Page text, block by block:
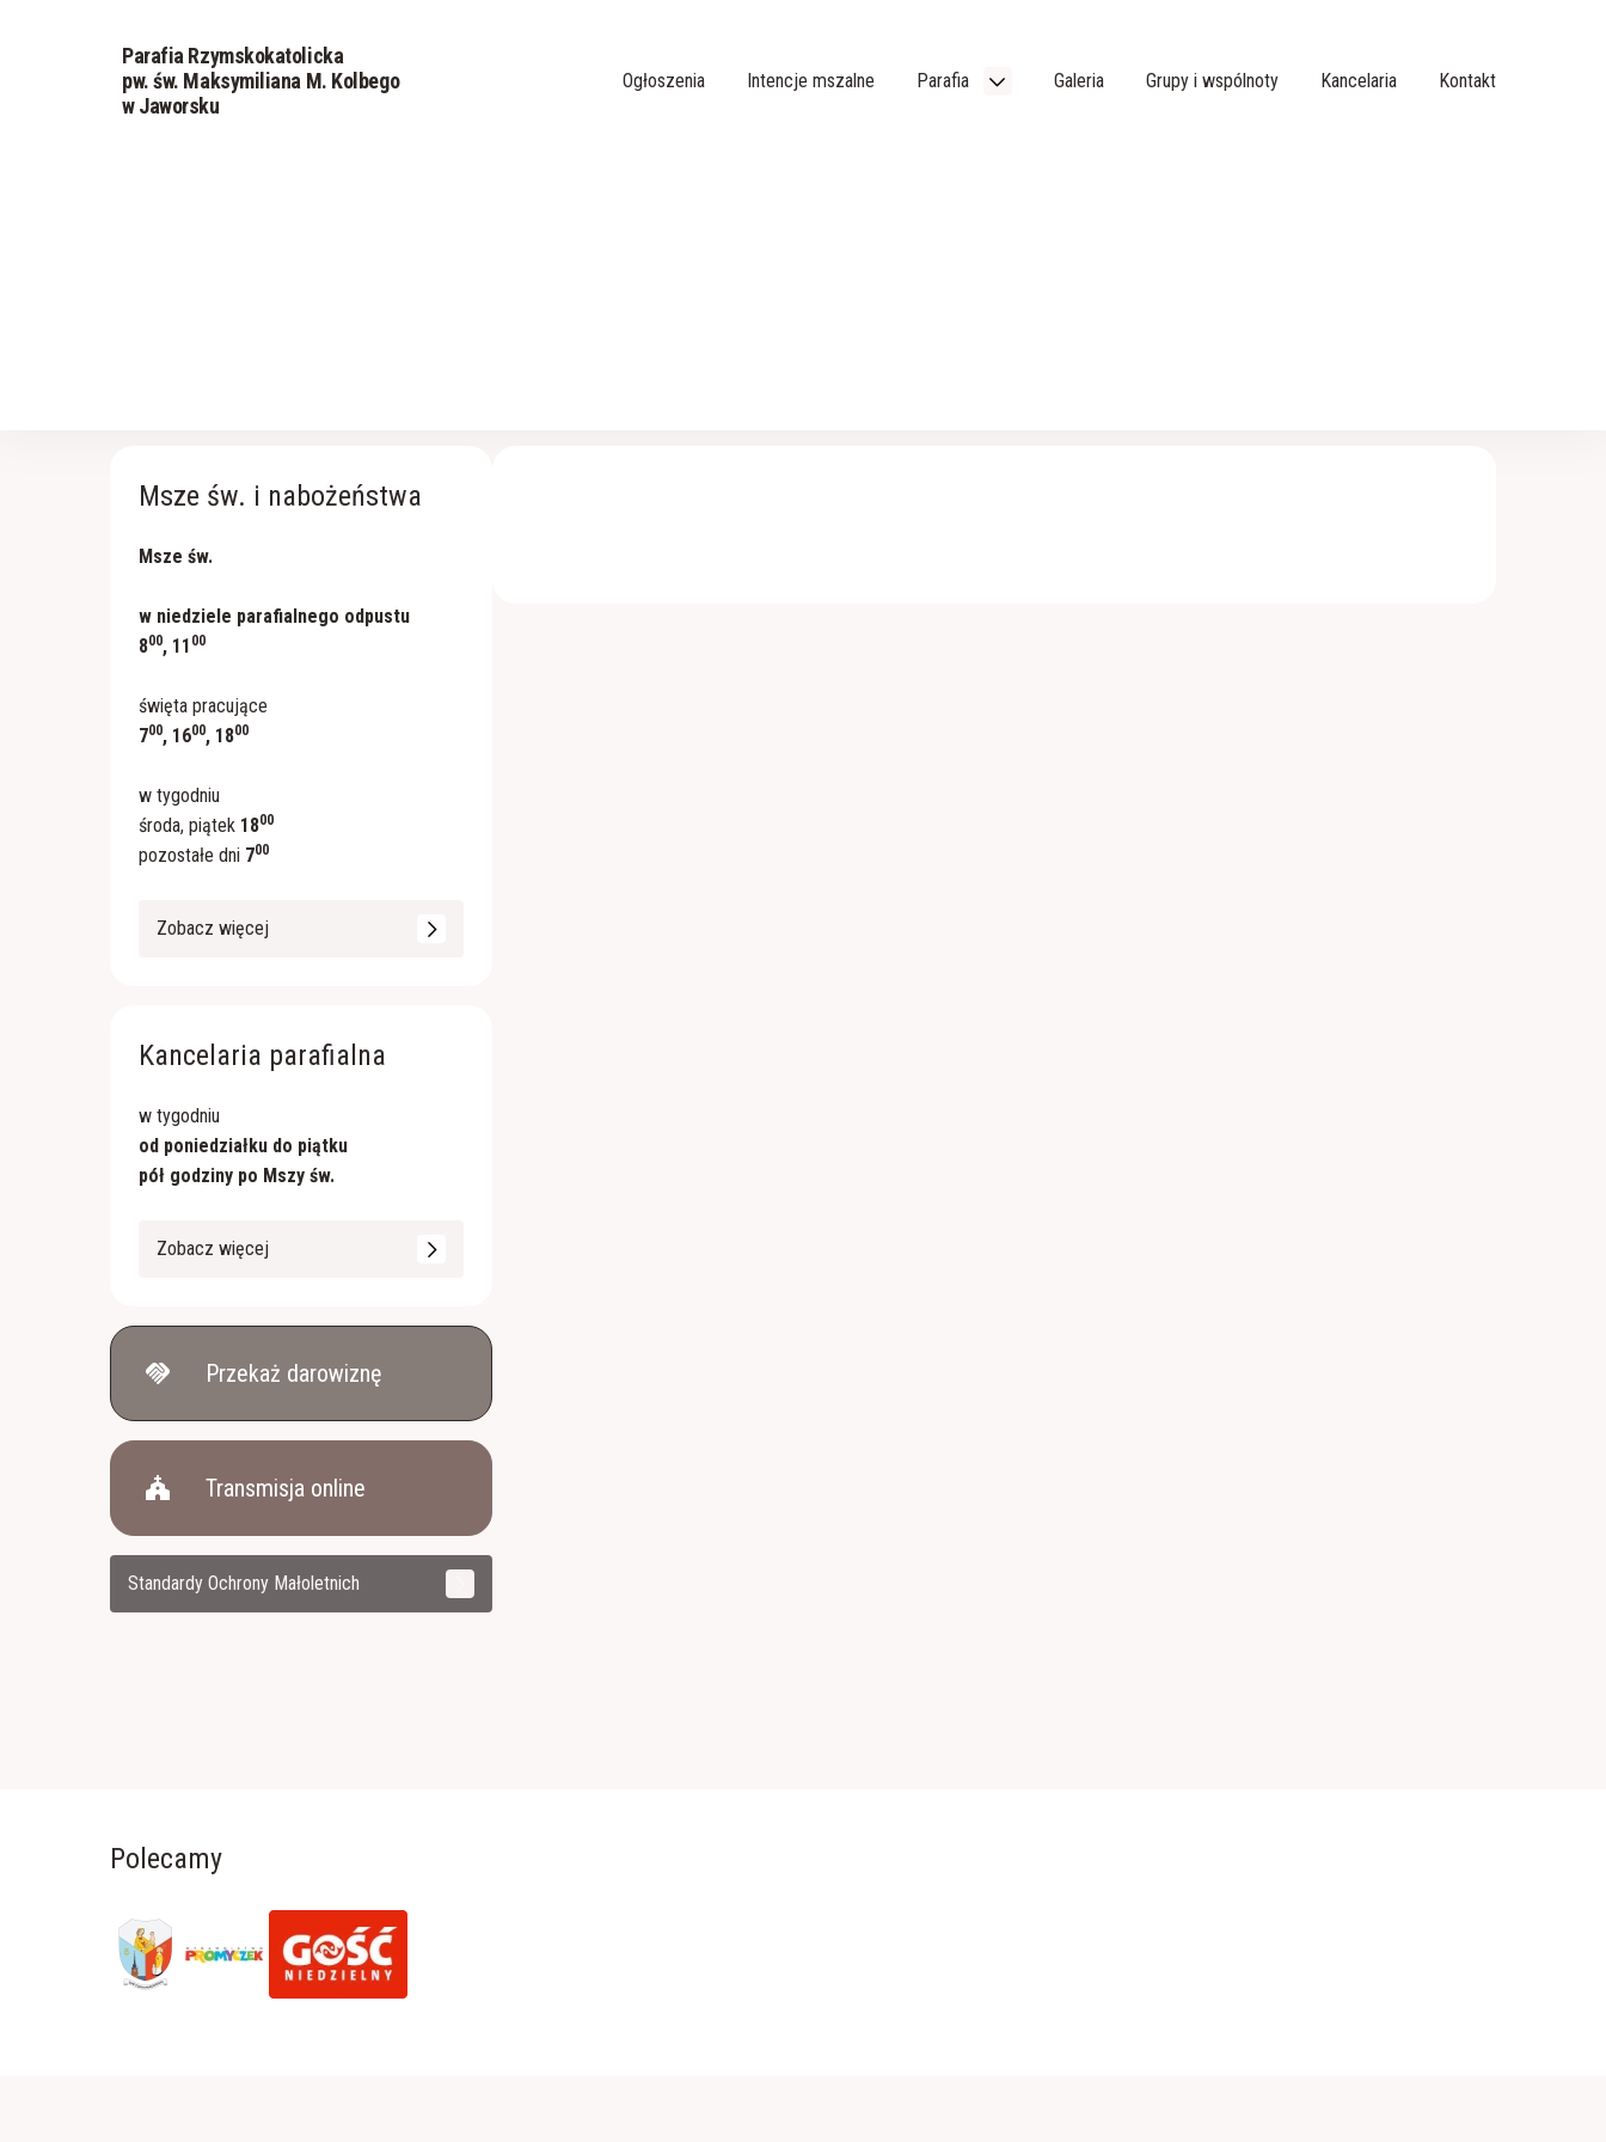
Parafia Rzymskokatolicka
pw. św. Maksymiliana M. Kolbego
w Jaworsku
Ogłoszenia Intencje mszalne Parafia Galeria Grupy i wspólnoty Kancelaria Kontakt
Msze św. i nabożeństwa
Msze św.
w niedziele parafialnego odpustu
800, 11 00
święta pracujące
700, 1600, 1800
w tygodniu
środa, piątek 1800
pozostałe dni 700
Zobacz więcej
Kancelaria parafialna
w tygodniu
od poniedziałku do piątku
pół godziny po Mszy św.
Zobacz więcej
handshake Przekaż darowiznę
church Transmisja online
Standardy Ochrony Małoletnich
Polecamy